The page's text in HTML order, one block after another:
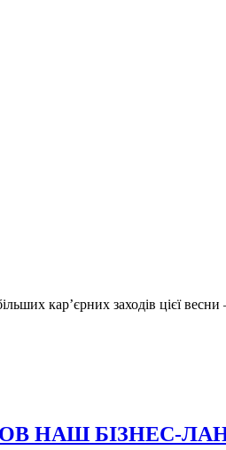
кар’єрних заходів цієї
НАШ БІЗНЕС-